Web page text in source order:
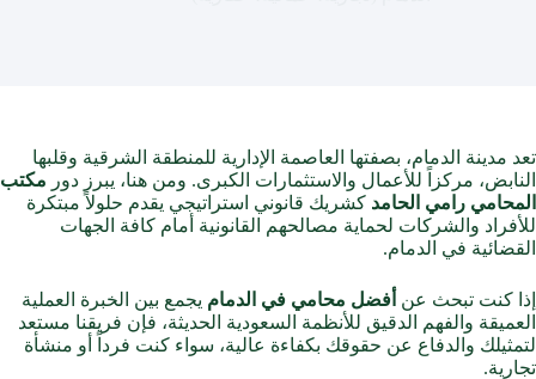
تعد مدينة الدمام، بصفتها العاصمة الإدارية للمنطقة الشرقية وقلبها
النابض، مركزاً للأعمال والاستثمارات الكبرى. ومن هنا، يبرز دور مكتب
المحامي رامي الحامد كشريك قانوني استراتيجي يقدم حلولاً مبتكرة
للأفراد والشركات لحماية مصالحهم القانونية أمام كافة الجهات
القضائية في الدمام.
إذا كنت تبحث عن أفضل محامي في الدمام يجمع بين الخبرة العملية
العميقة والفهم الدقيق للأنظمة السعودية الحديثة، فإن فريقنا مستعد
لتمثيلك والدفاع عن حقوقك بكفاءة عالية، سواء كنت فرداً أو منشأة
تجارية.